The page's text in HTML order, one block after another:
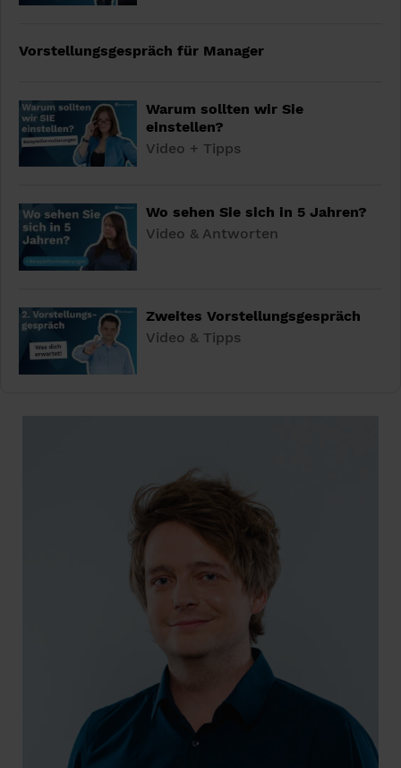
Vorstellungsgespräch für Manager
Warum sollten wir Sie
einstellen?
Video + Tipps
Wo sehen Sie sich in 5 Jahren?
Video & Antworten
Zweites Vorstellungsgespräch
Video & Tipps